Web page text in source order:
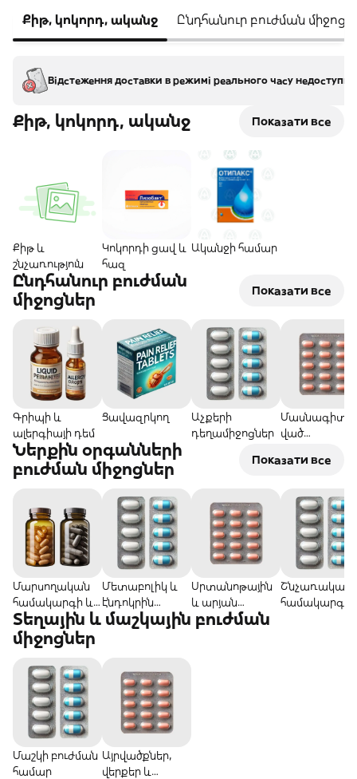
Քիթ, կոկորդ, ականջ Ընդհանուր բուժման
Відстеження доставки в режимі реального часу
Քիթ, կոկորդ, ականջ Показати все
Քիթ և
շնչառություն
Կոկորդի ցավ և
հազ
Ականջի համար
Ընդհանուր բուժման
միջոցներ
Показати все
Գրիպի և
ալերգիայի դեմ
Ցավազրկող
Աչքերի
դեղամիջոցներ ված
Ներքին օրգանների
բուժման միջոցներ
Показати все
Մարսողական
համակարգի և
լյարդի համար
Մետաբոլիկ և
էնդոկրին
խանգարումներ
ի համար
Սրտանոթային
և արյան
շրջանառությա
ն համար
Շնչառական
համակարգի
Տեղային և մաշկային բուժման
միջոցներ
Մաշկի բուժման
համար
Այրվածքներ,
վերքեր և